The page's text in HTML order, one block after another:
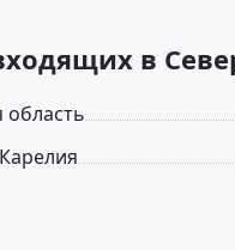
в
область